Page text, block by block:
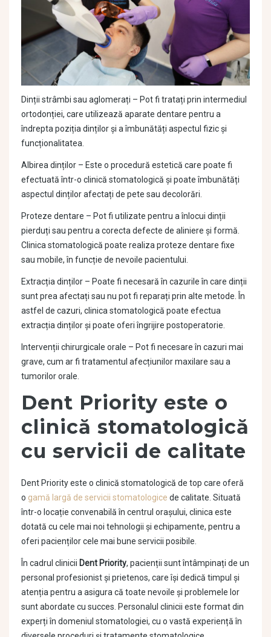
Dinții strâmbi sau aglomerați – Pot fi tratați prin intermediul
ortodonției, care utilizează aparate dentare pentru a
îndrepta poziția dinților și a îmbunătăți aspectul fizic și
funcționalitatea.
Albirea dinților – Este o procedură estetică care poate fi
efectuată într-o clinică stomatologică și poate îmbunătăți
aspectul dinților afectați de pete sau decolorări.
Proteze dentare – Pot fi utilizate pentru a înlocui dinții
pierduți sau pentru a corecta defecte de aliniere și formă.
Clinica stomatologică poate realiza proteze dentare fixe
sau mobile, în funcție de nevoile pacientului.
Extracția dinților – Poate fi necesară în cazurile în care dinții
sunt prea afectați sau nu pot fi reparați prin alte metode. În
astfel de cazuri, clinica stomatologică poate efectua
extracția dinților și poate oferi îngrijire postoperatorie.
Intervenții chirurgicale orale – Pot fi necesare în cazuri mai
grave, cum ar fi tratamentul afecțiunilor maxilare sau a
tumorilor orale.
Dent Priority este o
clinică stomatologică
cu servicii de calitate
Dent Priority este o clinică stomatologică de top care oferă
o gamă largă de servicii stomatologice de calitate. Situată
într-o locație convenabilă în centrul orașului, clinica este
dotată cu cele mai noi tehnologii și echipamente, pentru a
oferi pacienților cele mai bune servicii posibile.
În cadrul clinicii Dent Priority, pacienții sunt întâmpinați de un
personal profesionist și prietenos, care își dedică timpul și
atenția pentru a asigura că toate nevoile și problemele lor
sunt abordate cu succes. Personalul clinicii este format din
experți în domeniul stomatologiei, cu o vastă experiență în